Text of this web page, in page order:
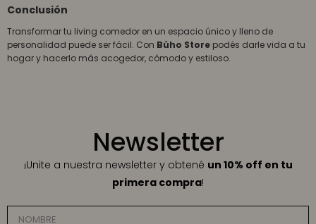
Conclusión
Transformar tu living comedor en un espacio único y lleno de
personalidad puede ser fácil. Con Búho Store podés darle vida a tu
hogar y hacerlo más acogedor, cómodo y estiloso.
Newsletter
¡Unite a nuestra newsletter y obtené un 10% off en tu
primera compra!